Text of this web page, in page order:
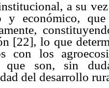
a su
y económico,
[22], lo que
con los
que son, sin
del desarrollo